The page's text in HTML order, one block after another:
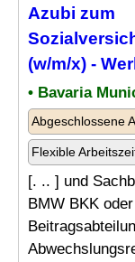
Azubi zum
(w/m/x) -
• Bavaria
Abgeschlossene
Flexible
[. .. ] und
BMW BKK